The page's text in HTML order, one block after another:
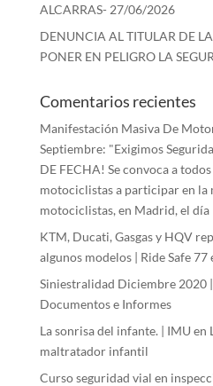
ALCARRAS- 27/06/2026
DENUNCIA AL TITULAR DE
PONER EN PELIGRO LA
Comentarios recientes
Manifestación Masiva De
Septiembre: "Exigimos
DE FECHA! Se convoca a
motociclistas a participar en la
motociclistas, en Madrid, el
KTM, Ducati, Gasgas y HQV
algunos modelos | Ride Safe 77
Siniestralidad Diciembre 2020
Documentos e Informes
La sonrisa del infante. | IMU en
maltratador infantil
Curso seguridad vial en